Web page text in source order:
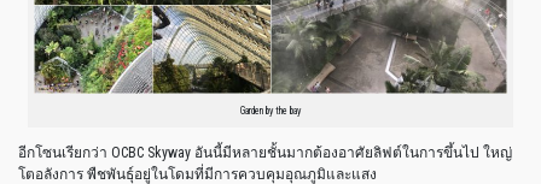
Garden by the bay
อีกโซนเรียกว่า OCBC Skyway อันนี้มีหลายชั้นมากต้องอาศัยลิฟต์ในการขึ้นไป ใหญ่
โตอลังการ พืชพันธุ์อยู่ในโดมที่มีการควบคุมอุณภูมิและแสง